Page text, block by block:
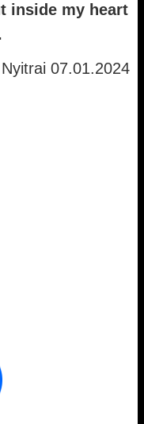
inside my heart
07.01.2024